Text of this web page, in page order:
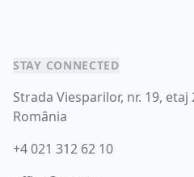
STAY CONNECTED
Strada Viesparilor, nr. 19,
România
+4 021 312 62 10